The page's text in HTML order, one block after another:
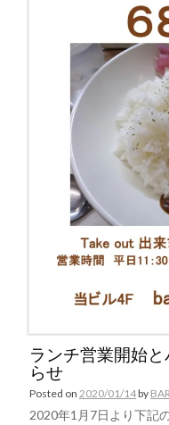
ランチ営業開始
らせ
Posted on 2020/01/14by
2020年1月7日より下記